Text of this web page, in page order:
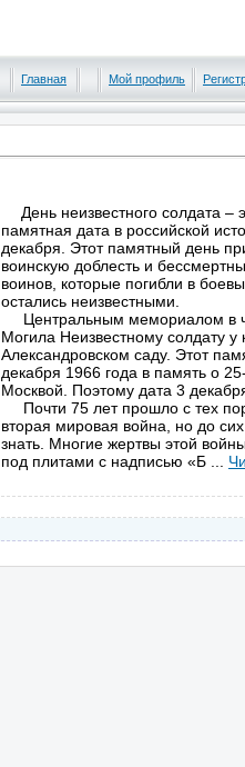
Главная Мой профиль
День неизвестного солдата –
памятная дата в российской
декабря. Этот памятный день
воинскую доблесть и
воинов, которые погибли в
остались неизвестными.
Центральным мемориалом в
Могила Неизвестному солдату у
Александровском саду. Этот
декабря 1966 года в память о
Москвой. Поэтому дата 3
Почти 75 лет прошло с тех
вторая мировая война, но до
знать. Многие жертвы этой
под плитами с надписью «Б